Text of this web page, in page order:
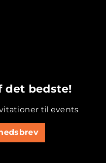
det bedste!
til events